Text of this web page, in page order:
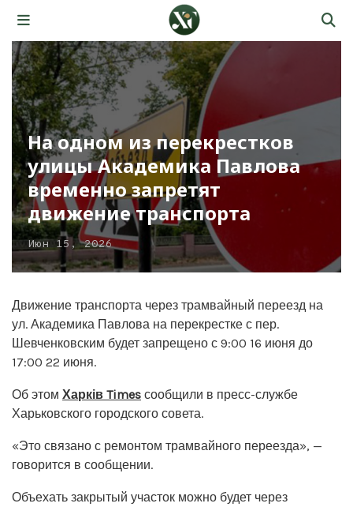
На одном из перекрестков
улицы Академика Павлова
временно запретят
движение транспорта
Июн 15, 2026
Движение транспорта через трамвайный переезд на
ул. Академика Павлова на перекрестке с пер.
Шевченковским будет запрещено с 9:00 16 июня до
17:00 22 июня.
Об этом Харків Times сообщили в пресс-службе
Харьковского городского совета.
«Это связано с ремонтом трамвайного переезда», —
говорится в сообщении.
Объехать закрытый участок можно будет через